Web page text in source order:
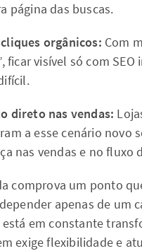
página das buscas.
orgânicos: Com
ficar visível só com
direto nas vendas:
a esse cenário novo
nas vendas e no fluxo
comprova um ponto
apenas de um
está em constante
exige flexibilidade e